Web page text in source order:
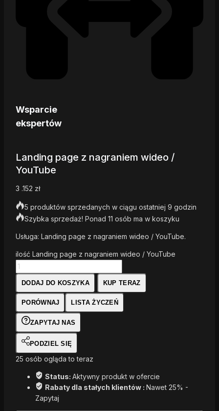
Wsparcie
ekspertów
Landing page z nagraniem wideo /
YouTube
3 .152 zł
5 produktów sprzedanych w ciągu ostatniej 9 godzin
Szybka sprzedaż! Ponad 11 osób ma w koszyku
Usługa: Landing page z nagraniem wideo / YouTube.
ilość Landing page z nagraniem wideo / YouTube
DODAJ DO KOSZYKA KUP TERAZ
PORÓWNAJ LISTA ŻYCZEŃ
ZAPYTAJ NAS
PODZIEL SIĘ
25 osób ogląda to teraz
Status: Aktywny produkt w ofercie
Rabaty dla stałych klientów : Nawet 25% -
Zapytaj